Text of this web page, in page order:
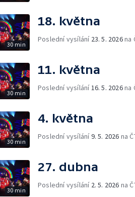
30 min
18. května
Poslední vysílání 23. 5. 2026na
30 min
11. května
Poslední vysílání 16. 5. 2026na
30 min
4. května
Poslední vysílání9. 5. 2026 na
30 min
27. dubna
Poslední vysílání 2. 5. 2026 na